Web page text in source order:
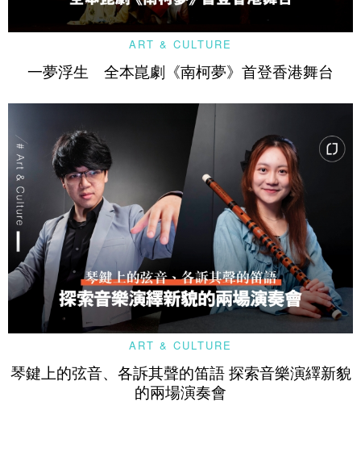
ART & CULTURE
一夢浮生 全本崑劇《南柯夢》首登香港舞台
ART & CULTURE
琴鍵上的弦音、各訴其聲的笛語 探索音樂演繹新貌
的兩場演奏會